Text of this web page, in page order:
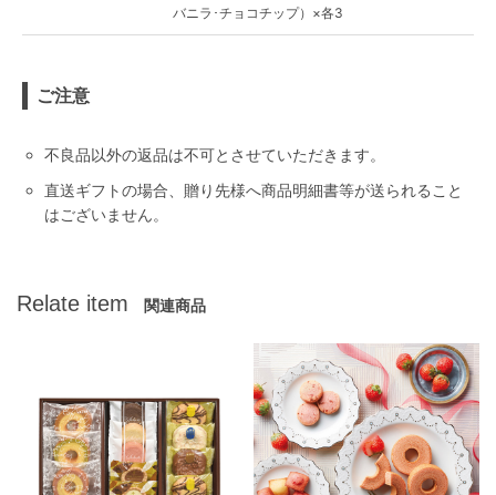
バニラ･チョコチップ）×各3
ご注意
不良品以外の返品は不可とさせていただきます。
直送ギフトの場合、贈り先様へ商品明細書等が送られること
はございません。
Relate item 関連商品